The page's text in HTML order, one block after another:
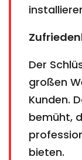
Der
großen
Kunden.
bemüht,
bieten.